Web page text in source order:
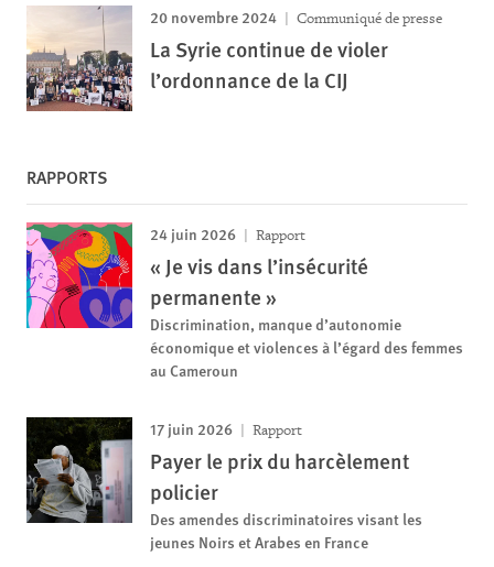
20 novembre 2024 Communiqué de presse
La Syrie continue de violer
l’ordonnance de la CIJ
RAPPORTS
24 juin 2026 Rapport
« Je vis dans l’insécurité
permanente »
Discrimination, manque d’autonomie
économique et violences à l’égard des femmes
au Cameroun
17 juin 2026 Rapport
Payer le prix du harcèlement
policier
Des amendes discriminatoires visant les
jeunes Noirs et Arabes en France